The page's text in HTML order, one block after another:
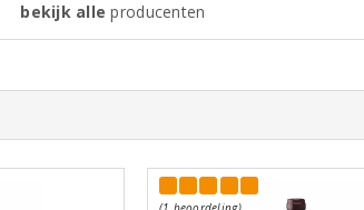
bekijk alle producenten